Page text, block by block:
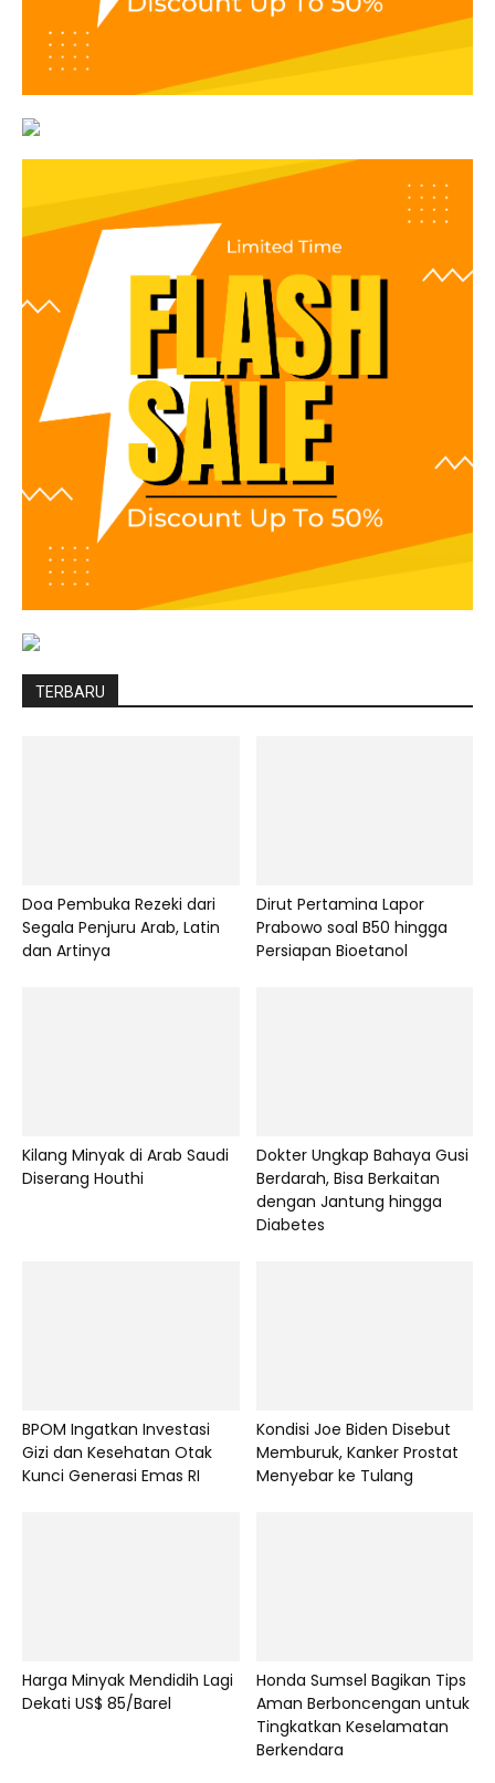
TERBARU
Doa Pembuka Rezeki dari
Segala Penjuru Arab, Latin
dan Artinya
Dirut Pertamina Lapor
Prabowo soal B50 hingga
Persiapan Bioetanol
Kilang Minyak di Arab Saudi
Diserang Houthi
Dokter Ungkap Bahaya Gusi
Berdarah, Bisa Berkaitan
dengan Jantung hingga
Diabetes
BPOM Ingatkan Investasi
Gizi dan Kesehatan Otak
Kunci Generasi Emas RI
Kondisi Joe Biden Disebut
Memburuk, Kanker Prostat
Menyebar ke Tulang
Harga Minyak Mendidih Lagi
Dekati US$ 85/Barel
Honda Sumsel Bagikan Tips
Aman Berboncengan untuk
Tingkatkan Keselamatan
Berkendara